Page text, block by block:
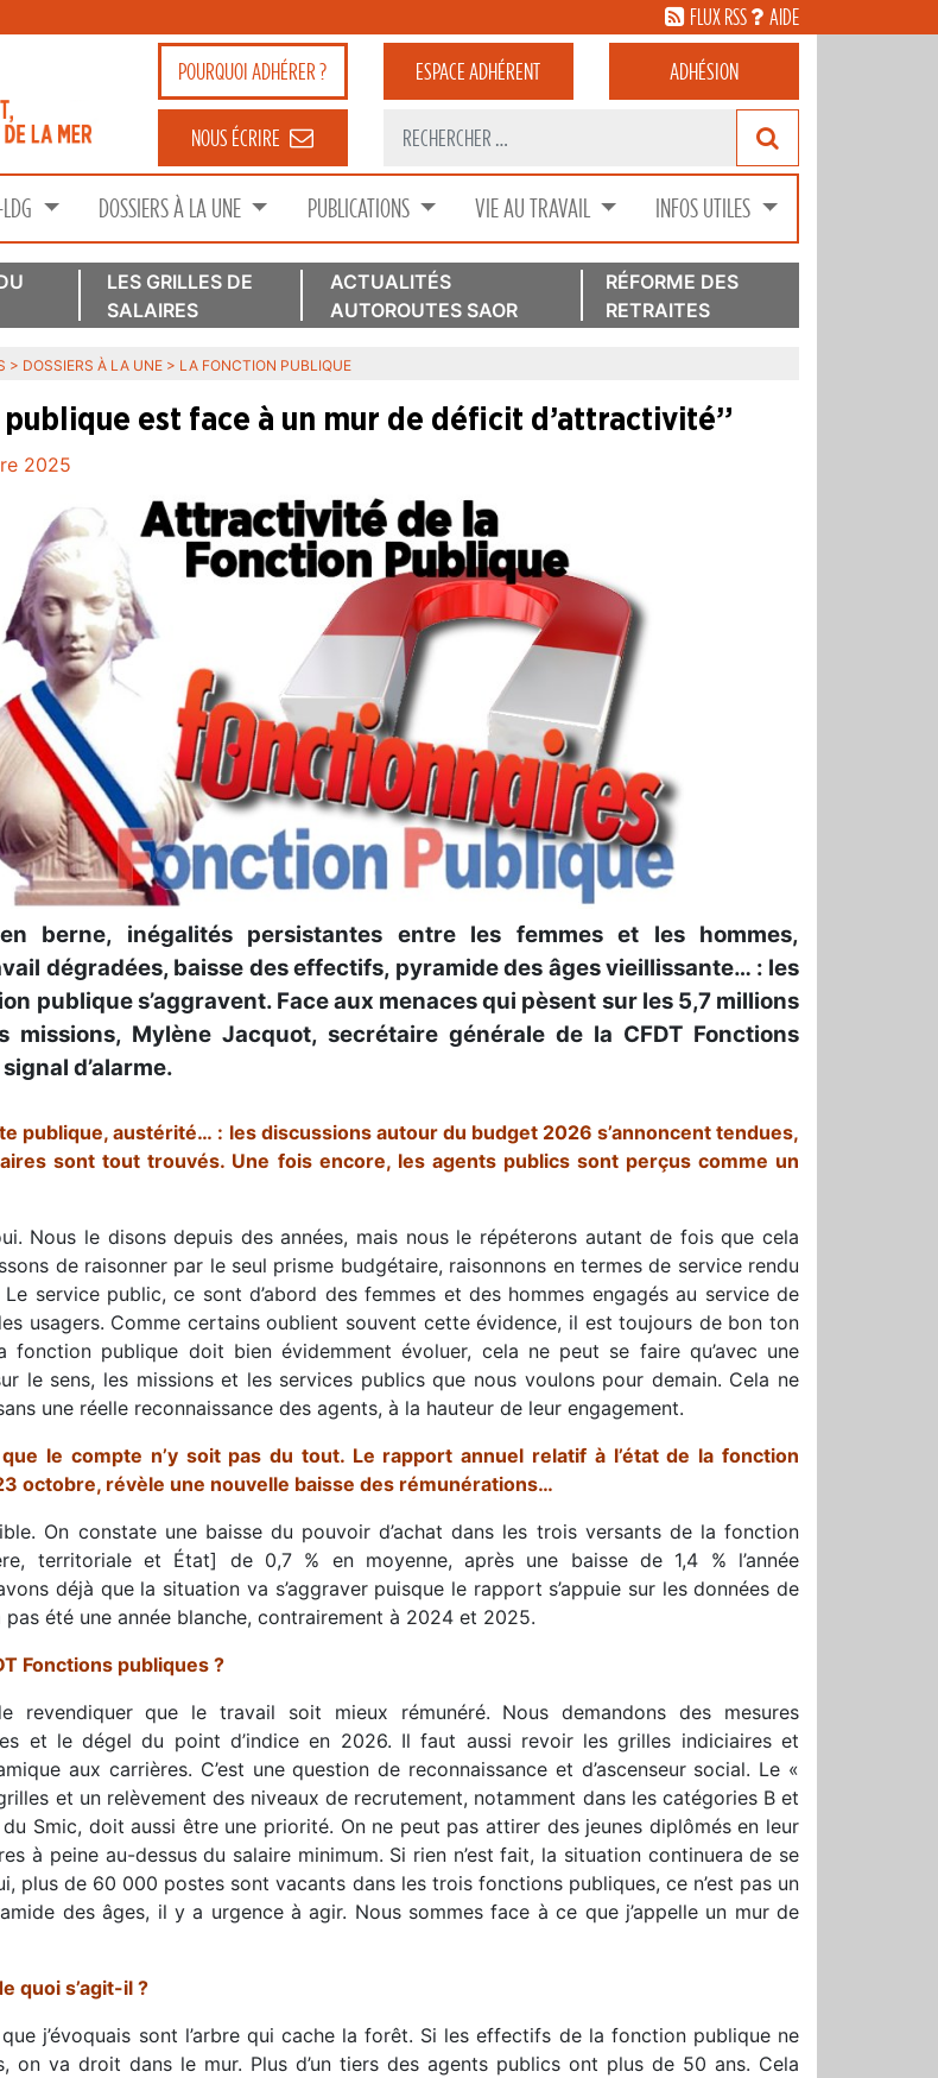
FLUX RSS AIDE
POURQUOIADHÉRER ? ESPACEADHÉRENT ADHÉSION
NOUS ÉCRIRE
DOSSIERS À LA UNE PUBLICATIONS VIE AU TRAVAIL INFOS UTILES
LES GRILLES DE
SALAIRES
ACTUALITÉS
AUTOROUTES SAOR
RÉFORME DES
RETRAITES
> DOSSIERS À LA UNE > LA FONCTION PUBLIQUE
est face à un mur de déficit d’attractivité”
2025
en berne, inégalités persistantes entre les femmes et les hommes,
dégradées, baisse des effectifs, pyramide des âges vieillissante… : les
publique s’aggravent. Face aux menaces qui pèsent sur les 5,7 millions
missions, Mylène Jacquot, secrétaire générale de la CFDT Fonctions
d’alarme.
publique, austérité… : les discussions autour du budget 2026 s’annoncent tendues,
sont tout trouvés. Une fois encore, les agents publics sont perçus comme un
Nous le disons depuis des années, mais nous le répéterons autant de fois que cela
de raisonner par le seul prisme budgétaire, raisonnons en termes de service rendu
Le service public, ce sont d’abord des femmes et des hommes engagés au service de
usagers. Comme certains oublient souvent cette évidence, il est toujours de bon ton
fonction publique doit bien évidemment évoluer, cela ne peut se faire qu’avec une
le sens, les missions et les services publics que nous voulons pour demain. Cela ne
une réelle reconnaissance des agents, à la hauteur de leur engagement.
le compte n’y soit pas du tout. Le rapport annuel relatif à l’état de la fonction
octobre, révèle une nouvelle baisse des rémunérations…
On constate une baisse du pouvoir d’achat dans les trois versants de la fonction
territoriale et État] de 0,7 % en moyenne, après une baisse de 1,4 % l’année
déjà que la situation va s’aggraver puisque le rapport s’appuie sur les données de
pas été une année blanche, contrairement à 2024 et 2025.
Fonctions publiques ?
revendiquer que le travail soit mieux rémunéré. Nous demandons des mesures
et le dégel du point d’indice en 2026. Il faut aussi revoir les grilles indiciaires et
aux carrières. C’est une question de reconnaissance et d’ascenseur social. Le «
et un relèvement des niveaux de recrutement, notamment dans les catégories B et
Smic, doit aussi être une priorité. On ne peut pas attirer des jeunes diplômés en leur
à peine au-dessus du salaire minimum. Si rien n’est fait, la situation continuera de se
plus de 60 000 postes sont vacants dans les trois fonctions publiques, ce n’est pas un
des âges, il y a urgence à agir. Nous sommes face à ce que j’appelle un mur de
quoi s’agit-il ?
j’évoquais sont l’arbre qui cache la forêt. Si les effectifs de la fonction publique ne
on va droit dans le mur. Plus d’un tiers des agents publics ont plus de 50 ans. Cela